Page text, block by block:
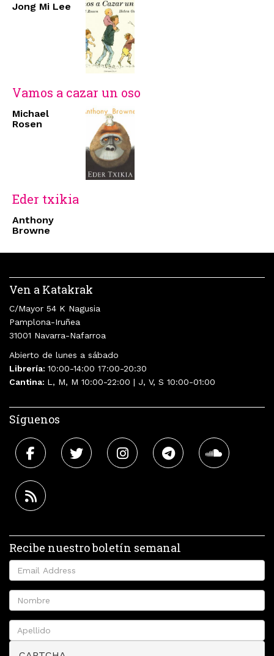
Jong Mi Lee
Vamos a cazar un oso
Michael
Rosen
Eder txikia
Anthony
Browne
Ven a Katakrak
C/Mayor 54 K Nagusia
Pamplona-Iruñea
31001 Navarra-Nafarroa
Abierto de lunes a sábado
Librería: 10:00-14:00 17:00-20:30
Cantina: L, M, M 10:00-22:00 | J, V, S 10:00-01:00
Síguenos
Recibe nuestro boletín semanal